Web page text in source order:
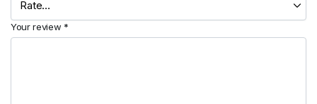
Your review *